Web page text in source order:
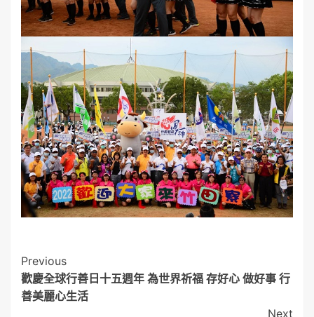
Post
Navigation
Previous
歡慶全球行善日十五週年 為世界祈福 存好心 做好事 行
善美麗心生活
Next